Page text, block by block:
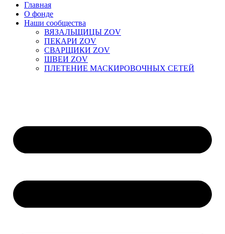
Главная
О фонде
Наши сообщества
ВЯЗАЛЬЩИЦЫ ZOV
ПЕКАРИ ZOV
СВАРЩИКИ ZOV
ШВЕИ ZOV
ПЛЕТЕНИЕ МАСКИРОВОЧНЫХ СЕТЕЙ